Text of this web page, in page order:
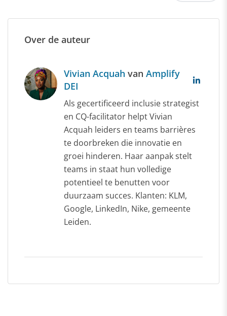
Over de auteur
Vivian Acquah van Amplify
DEI
Als gecertificeerd inclusie strategist
en CQ-facilitator helpt Vivian
Acquah leiders en teams barrières
te doorbreken die innovatie en
groei hinderen. Haar aanpak stelt
teams in staat hun volledige
potentieel te benutten voor
duurzaam succes. Klanten: KLM,
Google, LinkedIn, Nike, gemeente
Leiden.